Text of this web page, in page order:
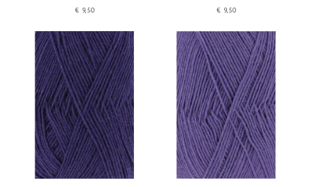
€9,50
€9,50